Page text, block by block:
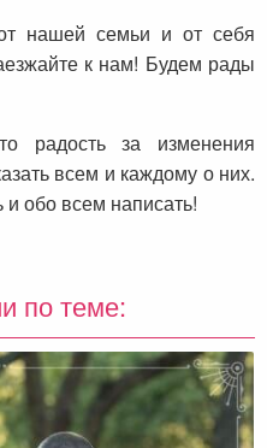
нашей семьи и от себя
к нам! Будем рады
радость за изменения
всем и каждому о них.
и обо всем написать!
по теме: